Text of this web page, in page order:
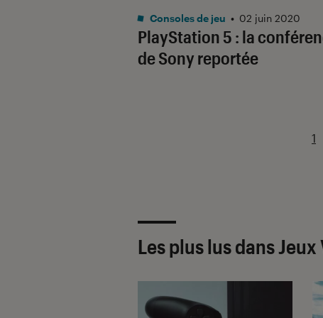
PlayStation 5 : la
de Sony reportée
Consoles de jeu • 02 juin 2020
1
Les plus lus dans